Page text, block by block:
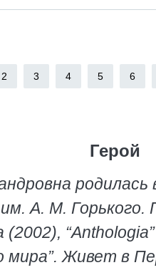
2 3 4 5 6
Герой
родилась
А. М. Горького.
Живет в